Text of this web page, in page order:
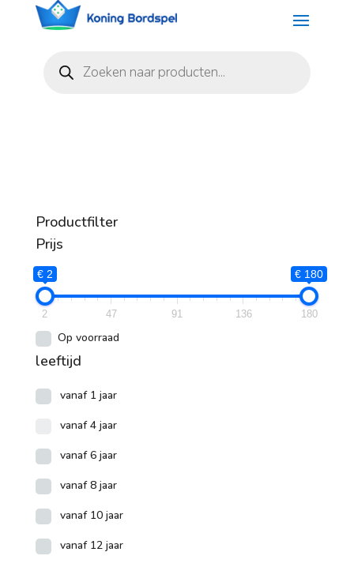
zoeken
Productfilter
Prijs
€ 2 € 180
2 47 91 136 180
Op voorraad
leeftijd
vanaf 1 jaar
vanaf 4 jaar
vanaf 6 jaar
vanaf 8 jaar
vanaf 10 jaar
vanaf 12 jaar